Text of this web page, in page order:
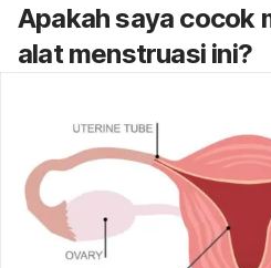
Apakah saya cocok
alat menstruasi ini?